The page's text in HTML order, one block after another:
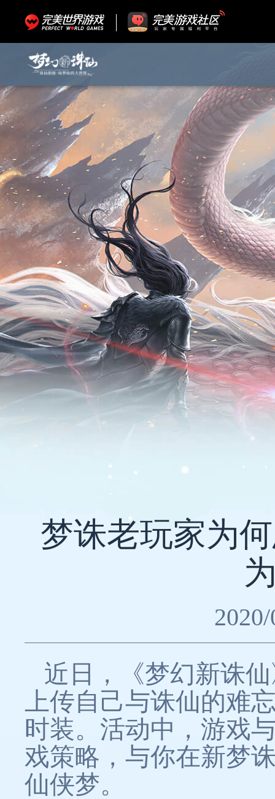
梦诛老玩家为
近日，《梦幻新诛
上传自己与诛仙的难
时装。活动中，游戏
戏策略，与你在新梦
仙侠梦。